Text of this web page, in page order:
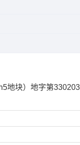
地块）地字第